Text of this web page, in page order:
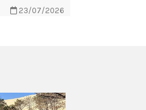
23/07/2026